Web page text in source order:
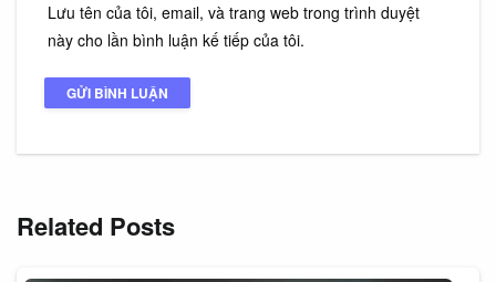
Lưu tên của tôi, email, và trang web trong trình duyệt
này cho lần bình luận kế tiếp của tôi.
Related Posts